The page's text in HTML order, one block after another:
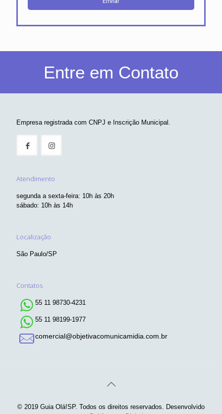
Entre em Contato
Empresa registrada com CNPJ e Inscrição Municipal.
Atendimento
segunda a sexta-feira: 10h às 20h
sábado: 10h às 14h
Localização
São Paulo/SP
Contatos
55 11 98730-4231
55 11 98199-1977
comercial@objetivacomunicamidia.com.br
© 2019 Guia Olá!SP. Todos os direitos reservados. Desenvolvido